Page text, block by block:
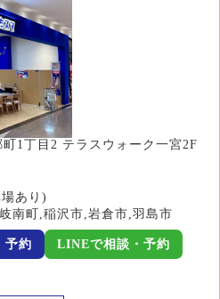
1丁目2 テラスウォーク一宮2F
あり)
南町,稲沢市,岩倉市,羽島市
予約 LINEで相談・予約